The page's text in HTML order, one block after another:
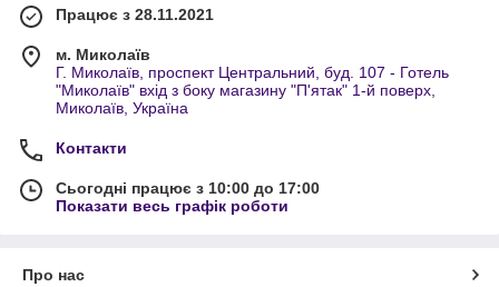
Працює з 28.11.2021
м. Миколаїв
Г. Миколаїв, проспект Центральний, буд. 107 - Готель
"Миколаїв" вхід з боку магазину "П'ятак" 1-й поверх,
Миколаїв, Україна
Контакти
Сьогодні працює з 10:00 до 17:00
Показати весь графік роботи
Про нас